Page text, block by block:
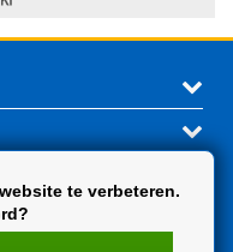
te verbeteren.